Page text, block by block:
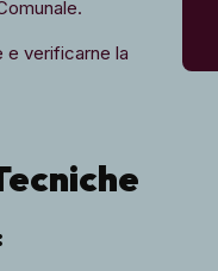
e verificarne la